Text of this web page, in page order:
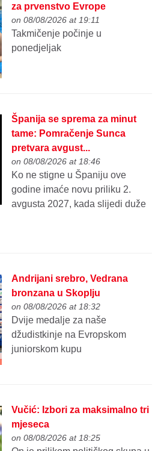
za prvenstvo Evrope
on 08/08/2026 at 19:11
Takmičenje počinje u
ponedjeljak
Španija se sprema za minut
tame: Pomračenje Sunca
pretvara avgust...
on 08/08/2026 at 18:46
Ko ne stigne u Španiju ove
godine imaće novu priliku 2.
avgusta 2027, kada slijedi duže
Andrijani srebro, Vedrana
bronzana u Skoplju
on 08/08/2026 at 18:32
Dvije medalje za naše
džudistkinje na Evropskom
juniorskom kupu
Vučić: Izbori za maksimalno tri
mjeseca
on 08/08/2026 at 18:25